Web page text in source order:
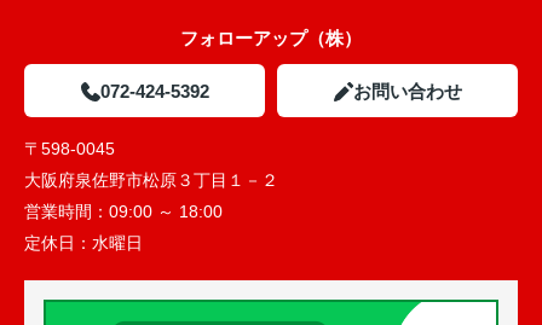
フォローアップ（株）
072-424-5392 お問い合わせ
〒598-0045
大阪府泉佐野市松原３丁目１－２
営業時間： 09:00 ～ 18:00
定休日： 水曜日